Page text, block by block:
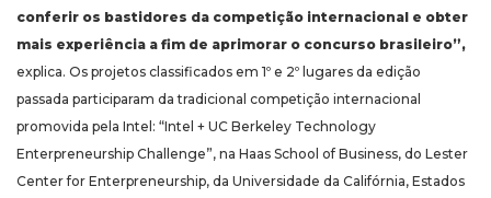
conferir os bastidores da competição internacional e obter
mais experiência a fim de aprimorar o concurso brasileiro”,
explica. Os projetos classificados em 1º e 2º lugares da edição
passada participaram da tradicional competição internacional
promovida pela Intel: “Intel + UC Berkeley Technology
Enterpreneurship Challenge”, na Haas School of Business, do Lester
Center for Enterpreneurship, da Universidade da Califórnia, Estados